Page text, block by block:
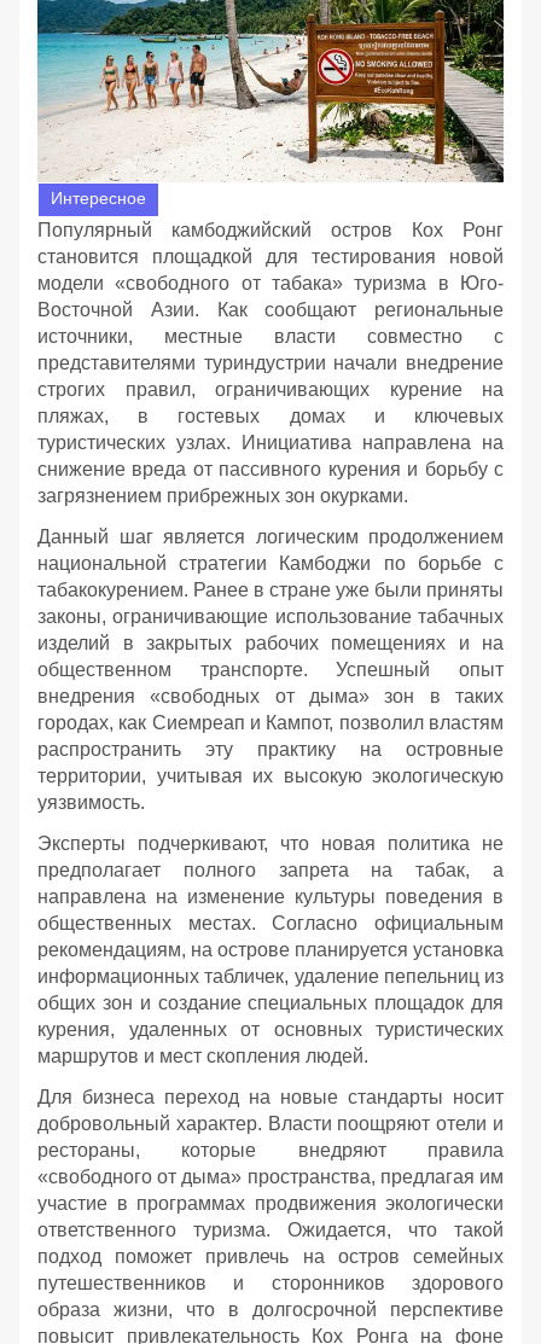
Интересное
Популярный камбоджийский остров Кох Ронг
становится площадкой для тестирования новой
модели «свободного от табака» туризма в Юго-
Восточной Азии. Как сообщают региональные
источники, местные власти совместно с
представителями туриндустрии начали внедрение
строгих правил, ограничивающих курение на
пляжах, в гостевых домах и ключевых
туристических узлах. Инициатива направлена на
снижение вреда от пассивного курения и борьбу с
загрязнением прибрежных зон окурками.
Данный шаг является логическим продолжением
национальной стратегии Камбоджи по борьбе с
табакокурением. Ранее в стране уже были приняты
законы, ограничивающие использование табачных
изделий в закрытых рабочих помещениях и на
общественном транспорте. Успешный опыт
внедрения «свободных от дыма» зон в таких
городах, как Сиемреап и Кампот, позволил властям
распространить эту практику на островные
территории, учитывая их высокую экологическую
уязвимость.
Эксперты подчеркивают, что новая политика не
предполагает полного запрета на табак, а
направлена на изменение культуры поведения в
общественных местах. Согласно официальным
рекомендациям, на острове планируется установка
информационных табличек, удаление пепельниц из
общих зон и создание специальных площадок для
курения, удаленных от основных туристических
маршрутов и мест скопления людей.
Для бизнеса переход на новые стандарты носит
добровольный характер. Власти поощряют отели и
рестораны, которые внедряют правила
«свободного от дыма» пространства, предлагая им
участие в программах продвижения экологически
ответственного туризма. Ожидается, что такой
подход поможет привлечь на остров семейных
путешественников и сторонников здорового
образа жизни, что в долгосрочной перспективе
повысит привлекательность Кох Ронга на фоне